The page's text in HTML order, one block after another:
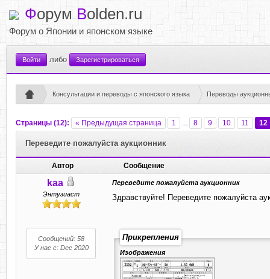
Форум Bolden.ru
Форум о Японии и японском языке
Войти либо Зарегистрироваться
Консультации и переводы с японского языка Переводы
Страницы (12): « Предыдущая страница 1 ... 8 9 10 11 12
Переведите пожалуйста аукционник
Автор Сообщение
kaa
Энтузиаст
Сообщений: 58
У нас с: Dec 2020
Переведите пожалуйста аукционник
Здравствуйте! Переведите пожалуйста
Прикрепления
Изображения